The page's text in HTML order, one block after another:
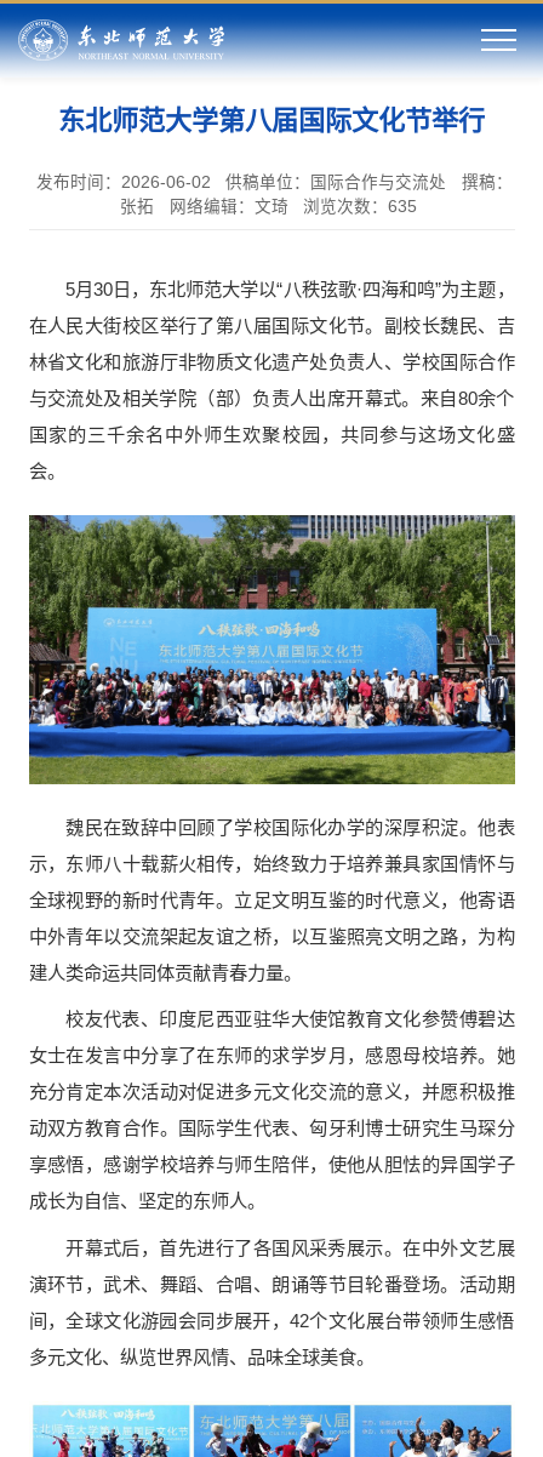
东北师范大学第八届国际文化节举行
发布时间：2026-06-02 供稿单位：国际合作与交流处
撰稿：
张拓
网络编辑：文琦 浏览次数：635
5月30日，东北师范大学以“八秩弦歌·四海和鸣”为主题，
在人民大街校区举行了第八届国际文化节。副校长魏民、吉
林省文化和旅游厅非物质文化遗产处负责人、学校国际合作
与交流处及相关学院（部）负责人出席开幕式。来自80余个
国家的三千余名中外师生欢聚校园，共同参与这场文化盛
会。
魏民在致辞中回顾了学校国际化办学的深厚积淀。他表
示，东师八十载薪火相传，始终致力于培养兼具家国情怀与
全球视野的新时代青年。立足文明互鉴的时代意义，他寄语
中外青年以交流架起友谊之桥，以互鉴照亮文明之路，为构
建人类命运共同体贡献青春力量。
校友代表、印度尼西亚驻华大使馆教育文化参赞傅碧达
女士在发言中分享了在东师的求学岁月，感恩母校培养。她
充分肯定本次活动对促进多元文化交流的意义，并愿积极推
动双方教育合作。国际学生代表、匈牙利博士研究生马琛分
享感悟，感谢学校培养与师生陪伴，使他从胆怯的异国学子
成长为自信、坚定的东师人。
开幕式后，首先进行了各国风采秀展示。在中外文艺展
演环节，武术、舞蹈、合唱、朗诵等节目轮番登场。活动期
间，全球文化游园会同步展开，42个文化展台带领师生感悟
多元文化、纵览世界风情、品味全球美食。